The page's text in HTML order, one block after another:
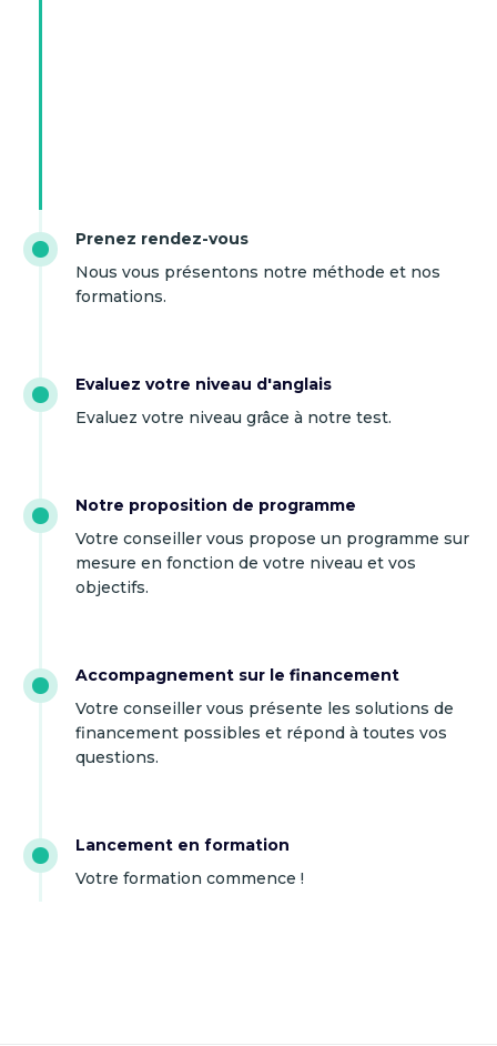
Prenez rendez-vous
Nous vous présentons notre méthode et nos
formations.
Evaluez votre niveau d'anglais
Evaluez votre niveau grâce à notre test.
Notre proposition de programme
Votre conseiller vous propose un programme sur
mesure en fonction de votre niveau et vos
objectifs.
Accompagnement sur le financement
Votre conseiller vous présente les solutions de
financement possibles et répond à toutes vos
questions.
Lancement en formation
Votre formation commence !